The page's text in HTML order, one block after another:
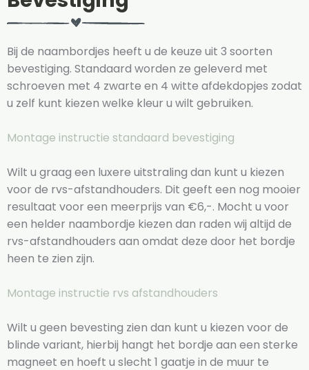
Bij de naambordjes heeft u de keuze uit 3 soorten
bevestiging. Standaard worden ze geleverd met
schroeven met 4 zwarte en 4 witte afdekdopjes zodat
u zelf kunt kiezen welke kleur u wilt gebruiken.
Montage instructie standaard bevestiging
Wilt u graag een luxere uitstraling dan kunt u kiezen
voor de rvs-afstandhouders. Dit geeft een nog mooier
resultaat voor een meerprijs van €6,-. Mocht u voor
een helder naambordje kiezen dan raden wij altijd de
rvs-afstandhouders aan omdat deze door het bordje
heen te zien zijn.
Montage instructie rvs afstandhouders
Wilt u geen bevesting zien dan kunt u kiezen voor de
blinde variant, hierbij hangt het bordje aan een sterke
magneet en hoeft u slecht 1 gaatje in de muur te